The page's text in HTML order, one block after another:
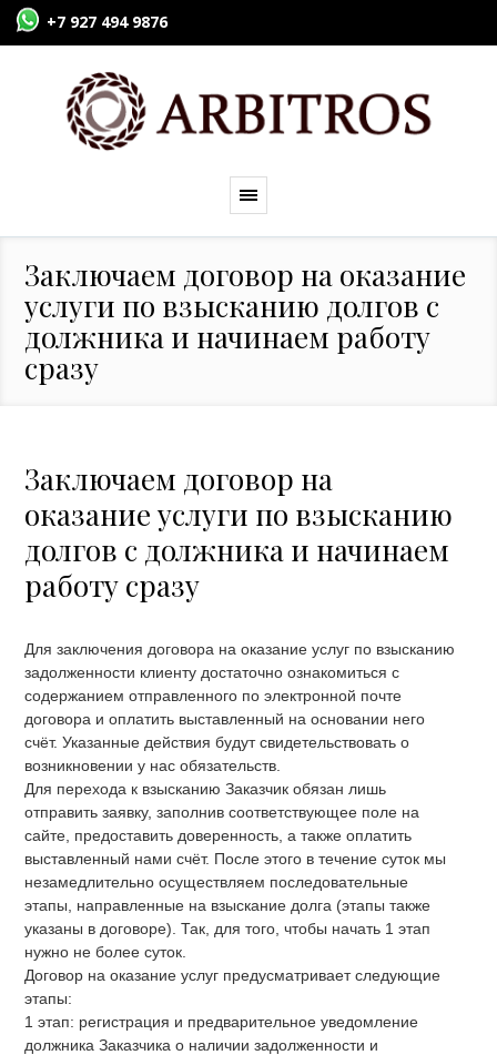
+7 927 494 9876
Заключаем договор на оказание
услуги по взысканию долгов с
должника и начинаем работу
сразу
Заключаем договор на
оказание услуги по взысканию
долгов с должника и начинаем
работу сразу
Для заключения договора на оказание услуг по взысканию
задолженности клиенту достаточно ознакомиться с
содержанием отправленного по электронной почте
договора и оплатить выставленный на основании него
счёт. Указанные действия будут свидетельствовать о
возникновении у нас обязательств.
Для перехода к взысканию Заказчик обязан лишь
отправить заявку, заполнив соответствующее поле на
сайте, предоставить доверенность, а также оплатить
выставленный нами счёт. После этого в течение суток мы
незамедлительно осуществляем последовательные
этапы, направленные на взыскание долга (этапы также
указаны в договоре). Так, для того, чтобы начать 1 этап
нужно не более суток.
Договор на оказание услуг предусматривает следующие
этапы:
1 этап: регистрация и предварительное уведомление
должника Заказчика о наличии задолженности и